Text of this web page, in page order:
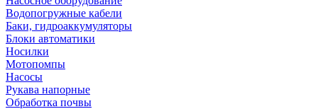
Водопогружные кабели
Баки, гидроаккумуляторы
Блоки автоматики
Носилки
Мотопомпы
Насосы
Рукава напорные
Обработка почвы